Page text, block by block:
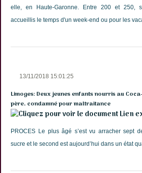
elle, en Haute-Garonne. Entre 200 et 250,
accueillis le temps d'un week-end ou pour les
13/11/2018 15:01:25
Limoges: Deux jeunes enfants nourris au
père, condamné pour maltraitance
Lien
PROCES Le plus âgé s’est vu arracher sept
sucre et le second est aujourd’hui dans un état